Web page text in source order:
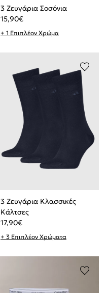
3 Ζευγάρια Σοσόνια
15,90€
+ 1 Επιπλέον Χρώμα
3 Ζευγάρια Κλασσικές
Κάλτσες
17,90€
+ 3 Επιπλέον Χρώματα